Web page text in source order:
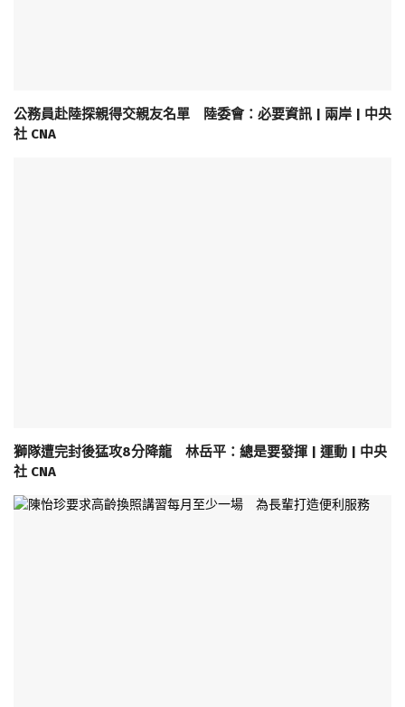
公務員赴陸探親得交親友名單 陸委會：必要資訊 | 兩岸 | 中央
社 CNA
獅隊遭完封後猛攻8分降龍 林岳平：總是要發揮 | 運動 | 中央
社 CNA